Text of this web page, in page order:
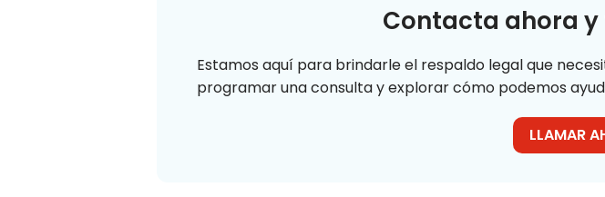
Contacta ahora
Estamos aquí para brindarle el respaldo legal que
programar una consulta y explorar cómo podemos
LLAMAR